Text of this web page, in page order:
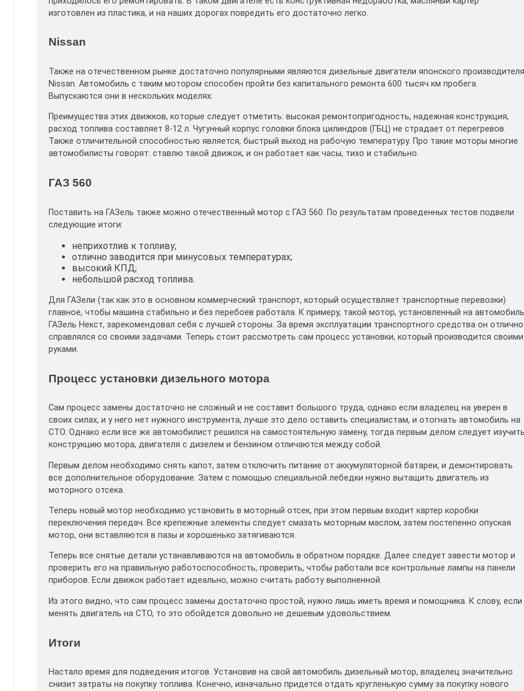
изготовлен из пластика, и на наших дорогах повредить его достаточно легко.
Nissan
Также на отечественном рынке достаточно популярными являются дизельные двигатели японского производителя
Nissan. Автомобиль с таким мотором способен пройти без капитального ремонта 600 тысяч км пробега.
Выпускаются они в нескольких моделях:
Преимущества этих движков, которые следует отметить: высокая ремонтопригодность, надежная конструкция,
расход топлива составляет 8-12 л. Чугунный корпус головки блока цилиндров (ГБЦ) не страдает от перегревов.
Также отличительной способностью является, быстрый выход на рабочую температуру. Про такие моторы многие
автомобилисты говорят: ставлю такой движок, и он работает как часы, тихо и стабильно.
ГАЗ 560
Поставить на ГАЗель также можно отечественный мотор с ГАЗ 560. По результатам проведенных тестов подвели
следующие итоги:
неприхотлив к топливу;
отлично заводится при минусовых температурах;
высокий КПД;
небольшой расход топлива.
Для ГАЗели (так как это в основном коммерческий транспорт, который осуществляет транспортные перевозки)
главное, чтобы машина стабильно и без перебоев работала. К примеру, такой мотор, установленный на автомобиль
ГАЗель Некст, зарекомендовал себя с лучшей стороны. За время эксплуатации транспортного средства он отлично
справлялся со своими задачами. Теперь стоит рассмотреть сам процесс установки, который производится своими
руками.
Процесс установки дизельного мотора
Сам процесс замены достаточно не сложный и не составит большого труда, однако если владелец на уверен в
своих силах, и у него нет нужного инструмента, лучше это дело оставить специалистам, и отогнать автомобиль на
СТО. Однако если все же автомобилист решился на самостоятельную замену, тогда первым делом следует
конструкцию мотора, двигателя с дизелем и бензином отличаются между собой.
Первым делом необходимо снять капот, затем отключить питание от аккумуляторной батареи, и демонтировать
все дополнительное оборудование. Затем с помощью специальной лебедки нужно вытащить двигатель из
моторного отсека.
Теперь новый мотор необходимо установить в моторный отсек, при этом первым входит картер коробки
переключения передач. Все крепежные элементы следует смазать моторным маслом, затем постепенно опуская
мотор, они вставляются в пазы и хорошенько затягиваются.
Теперь все снятые детали устанавливаются на автомобиль в обратном порядке. Далее следует завести мотор и
проверить его на правильную работоспособность, проверить, чтобы работали все контрольные лампы на панели
приборов. Если движок работает идеально, можно считать работу выполненной.
Из этого видно, что сам процесс замены достаточно простой, нужно лишь иметь время и помощника. К слову, если
менять двигатель на СТО, то это обойдется довольно не дешевым удовольствием.
Итоги
Настало время для подведения итогов. Установив на свой автомобиль дизельный мотор, владелец значительно
снизит затраты на покупку топлива. Конечно, изначально придется отдать кругленькую сумму за покупку нового